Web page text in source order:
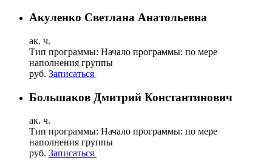
Акуленко Светлана Анатольевна
ак. ч.
Тип программы: Начало программы: по мере
наполнения группы
руб. Записаться
Большаков Дмитрий Константинович
ак. ч.
Тип программы: Начало программы: по мере
наполнения группы
руб. Записаться